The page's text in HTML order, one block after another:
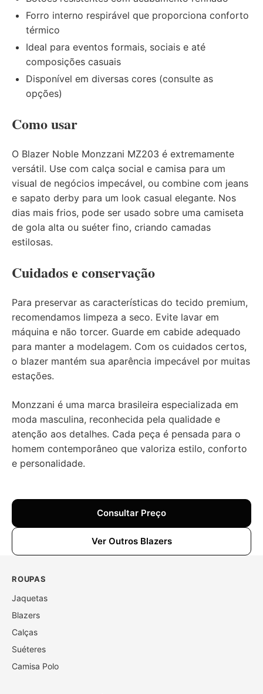
Forro interno respirável que proporciona conforto
térmico
Ideal para eventos formais, sociais e até
composições casuais
Disponível em diversas cores (consulte as
opções)
Como usar
O Blazer Noble Monzzani MZ203 é extremamente
versátil. Use com calça social e camisa para um
visual de negócios impecável, ou combine com jeans
e sapato derby para um look casual elegante. Nos
dias mais frios, pode ser usado sobre uma camiseta
de gola alta ou suéter fino, criando camadas
estilosas.
Cuidados e conservação
Para preservar as características do tecido premium,
recomendamos limpeza a seco. Evite lavar em
máquina e não torcer. Guarde em cabide adequado
para manter a modelagem. Com os cuidados certos,
o blazer mantém sua aparência impecável por muitas
estações.
Monzzani é uma marca brasileira especializada em
moda masculina, reconhecida pela qualidade e
atenção aos detalhes. Cada peça é pensada para o
homem contemporâneo que valoriza estilo, conforto
e personalidade.
Consultar Preço
Ver Outros Blazers
ROUPAS
Jaquetas
Blazers
Calças
Suéteres
Camisa Polo